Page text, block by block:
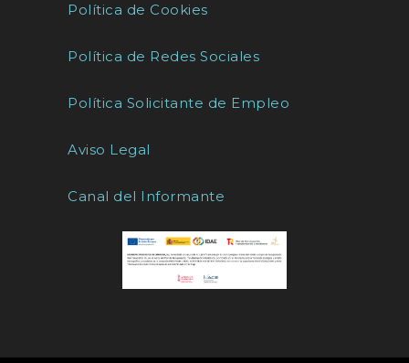
Política de Cookies
Política de Redes Sociales
Política Solicitante de Empleo
Aviso Legal
Canal del Informante